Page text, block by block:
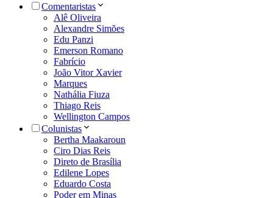
Comentaristas
Alê Oliveira
Alexandre Simões
Edu Panzi
Emerson Romano
Fabrício
João Vitor Xavier
Marques
Nathália Fiuza
Thiago Reis
Wellington Campos
Colunistas
Bertha Maakaroun
Ciro Dias Reis
Direto de Brasília
Edilene Lopes
Eduardo Costa
Poder em Minas